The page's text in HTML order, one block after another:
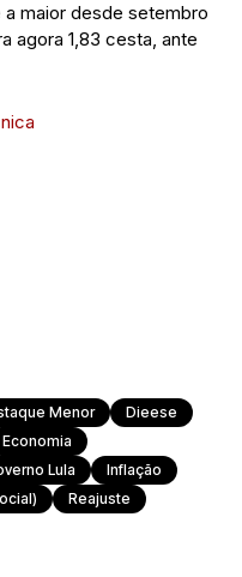
maior desde setembro
agora 1,83 cesta, ante
Menor
Dieese
Economia
Lula
Inflação
Reajuste